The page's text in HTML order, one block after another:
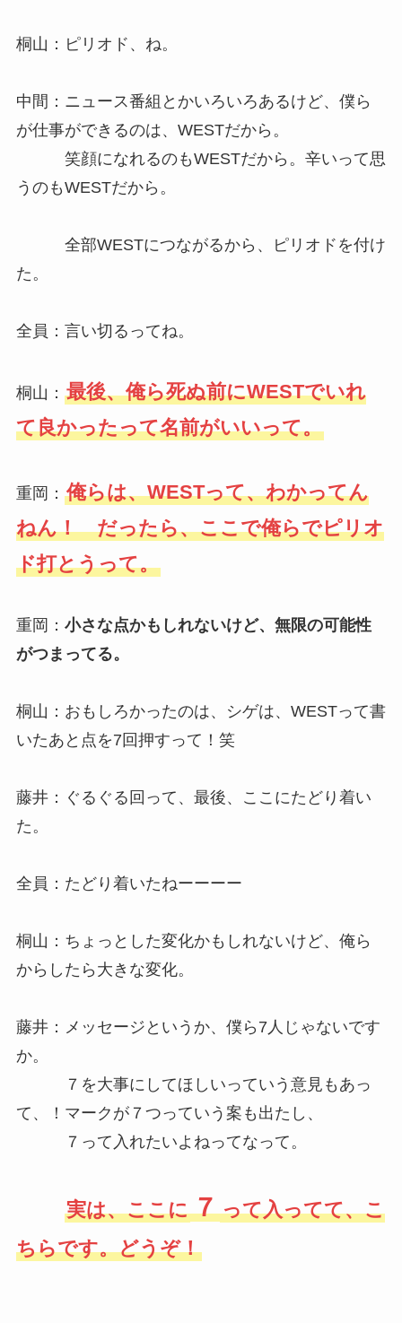
桐山：ピリオド、ね。
中間：ニュース番組とかいろいろあるけど、僕ら
が仕事ができるのは、WESTだから。
笑顔になれるのもWESTだから。辛いって思
うのもWESTだから。
全部WESTにつながるから、ピリオドを付け
た。
全員：言い切るってね。
桐山： 最後、俺ら死ぬ前にWESTでいれ
て良かったって名前がいいって。
重岡： 俺らは、WESTって、わかってん
ねん！ だったら、ここで俺らでピリオ
ド打とうって。
重岡： 小さな点かもしれないけど、無限の可能性
がつまってる。
桐山：おもしろかったのは、シゲは、WESTって書
いたあと点を7回押すって！笑
藤井：ぐるぐる回って、最後、ここにたどり着い
た。
全員：たどり着いたねーーーー
桐山：ちょっとした変化かもしれないけど、俺ら
からしたら大きな変化。
藤井：メッセージというか、僕ら7人じゃないです
か。
７を大事にしてほしいっていう意見もあっ
て、！マークが７つっていう案も出たし、
７って入れたいよねってなって。
実は、ここに７って入ってて、こ
ちらです。どうぞ！